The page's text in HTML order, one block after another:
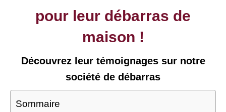
pour leur débarras de
maison !
Découvrez leur témoignages sur notre
société de débarras
Sommaire